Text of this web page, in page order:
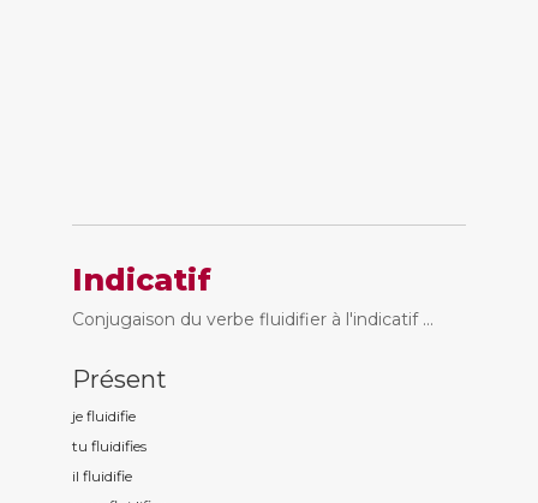
Indicatif
Conjugaison du verbe fluidifier à l'indicatif ...
Présent
je fluidifie
tu fluidifies
il fluidifie